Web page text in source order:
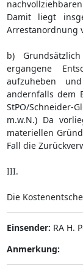
Damit liegt
Arrestanordnung
b)
ergangene
aufzuheben
andernfalls dem
StPO/Schneider-
m.w.N.) Da
materiellen
Fall die
III.
Die
Einsender: RA H.
Anmerkung: